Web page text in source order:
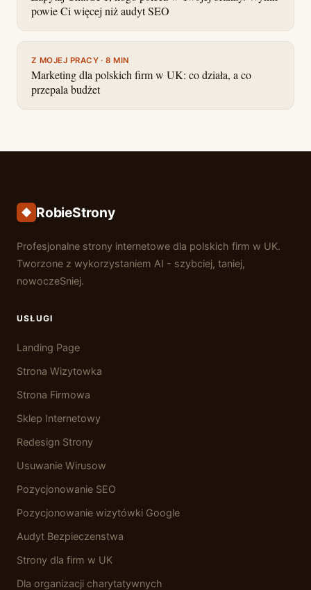
powie Ci więcej niż audyt SEO
Z MOJEJ PRACY · 8 MIN
Marketing dla polskich firm w UK: co działa, a co
przepala budżet
RobieStrony
Profesjonalne strony internetowe dla polskich firm w UK.
Tworzone z wykorzystaniem AI - szybciej, taniej,
nowoczeSniej.
USŁUGI
Landing Page
Strona Wizytowka
Strona Firmowa
Sklep Internetowy
Redesign Strony
Usuwanie Wirusow
Pozycjonowanie SEO
Pozycjonowanie wizytówki Google
Audyt Bezpieczenstwa
Strony dla firm w UK
Dla organizacji charytatywnych